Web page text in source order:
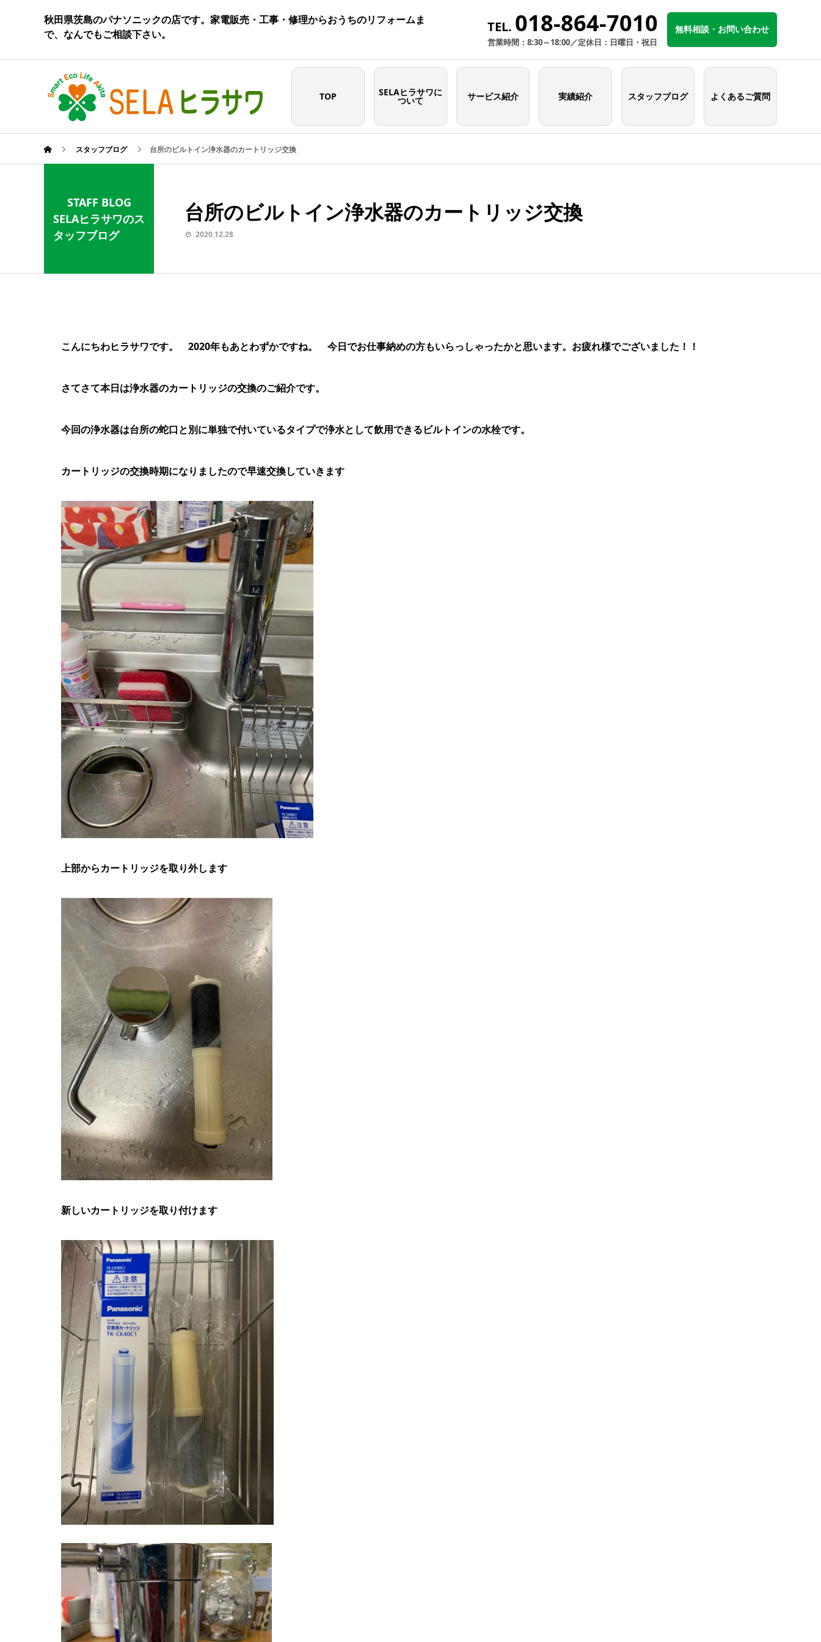
秋田県茨島のパナソニックの店です。家電販売・工事・修理からおうちのリフォームま
で、なんでもご相談下さい。
TEL. 018-864-7010
営業時間：8:30～18:00／定休日：日曜日・祝日
無料相談・お問い合わせ
TOP SELAヒラサワに
ついて サービス紹介 実績紹介 スタッフブログ よくあるご質問
スタッフブログ 台所のビルトイン浄水器のカートリッジ交換
STAFF BLOG
SELAヒラサワのス
タッフブログ
台所のビルトイン浄水器のカートリッジ交換
2020.12.28
こんにちわヒラサワです。 2020年もあとわずかですね。 今日でお仕事納めの方もいらっしゃったかと思います。お疲れ様でございました！！
さてさて本日は浄水器のカートリッジの交換のご紹介です。
今回の浄水器は台所の蛇口と別に単独で付いているタイプで浄水として飲用できるビルトインの水栓です。
カートリッジの交換時期になりましたので早速交換していきます
上部からカートリッジを取り外します
新しいカートリッジを取り付けます